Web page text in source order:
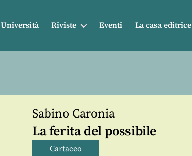
Università Riviste Eventi La casa editrice
Sabino Caronia
La ferita del possibile
Cartaceo